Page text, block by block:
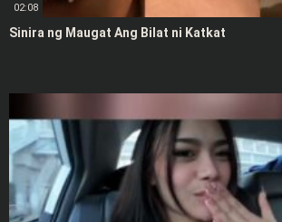
02:08
Sinira ng Maugat Ang Bilat ni Katkat